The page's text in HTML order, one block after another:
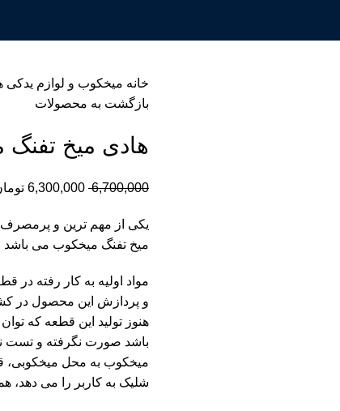
خانه میخکوب و لوازم یدکی
بازگشت به محصولات
هادی میخ تفنگ
6,700,000
6,300,000
یکی از مهم ترین و
میخ تفنگ میخکوب می باشد
مواد اولیه به کار رفته
و پردازش این محصول در
هنوز تولید این قطعه که
باشد صورت نگرفته و تست
میخکوب به محل میخکوبی،
شلیک به کاربر را می دهد،